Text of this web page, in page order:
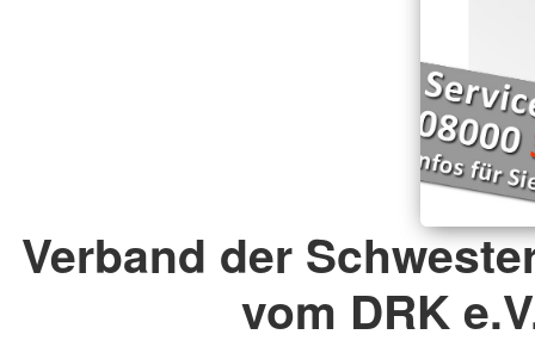
Verband der
vom DRK